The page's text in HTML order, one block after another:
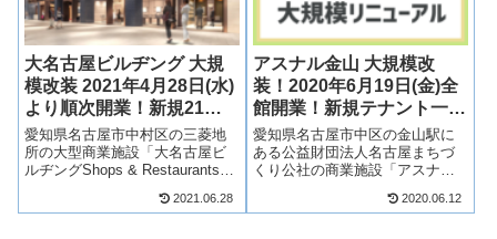
大名古屋ビルヂング 大規
模改装 2021年4月28日(水)
より順次開業！新規21テ
ナント一覧！最新情報も！
愛知県名古屋市中村区の三菱地
所の大型商業施設「大名古屋ビ
ルヂングShops & Restaurants」
業！ジェイアール名古屋タカシ
2021.06.28
アスナル金山 大規模改
装！2020年6月19日(金)全
館開業！新規テナント一
覧！最新情報も！
愛知県名古屋市中区の金山駅に
ある公益財団法人名古屋まちづ
くり公社の商業施設「アスナル
年3月に第1期開業し、2020年6月
2020.06.12